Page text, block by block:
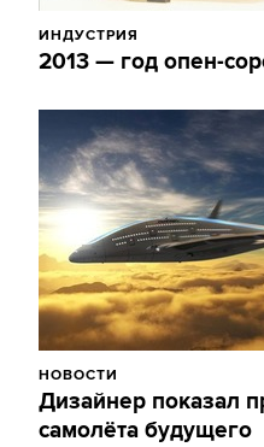
ИНДУСТРИЯ
2013 — год опен-
НОВОСТИ
Дизайнер показал
самолёта будущего